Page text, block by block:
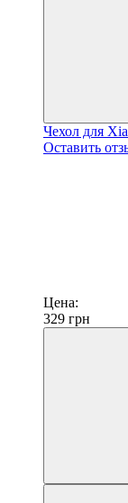
Чехол для
Оставить
Цена:
329 грн